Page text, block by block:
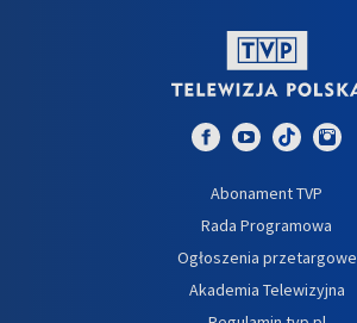
Abonament TVP
Rada Programowa
Ogłoszenia przetargowe
Akademia Telewizyjna